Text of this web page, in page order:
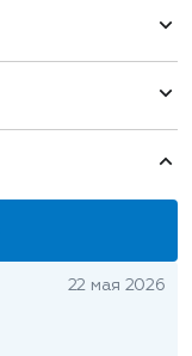
22 мая 2026